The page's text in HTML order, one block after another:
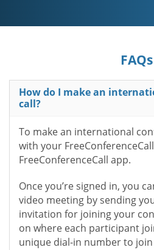
FAQs
How do I make an
call?
To make an international
with your
FreeConferenceCall app.
Once you’re signed in, you
video meeting by sending
invitation for joining your
on where each participant
unique dial-in number to